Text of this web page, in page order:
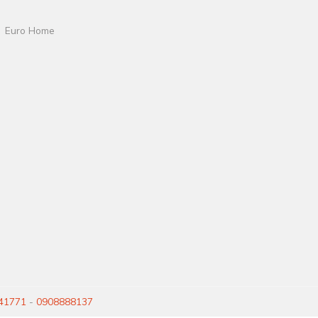
Euro Home
- 0908888137